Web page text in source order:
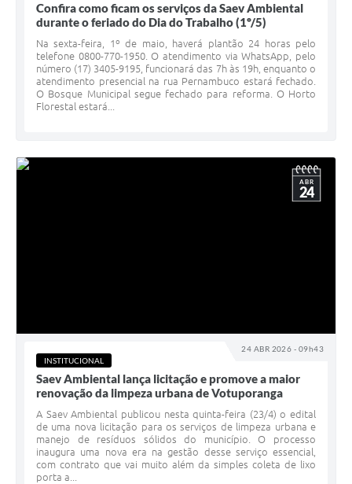
Confira como ficam os serviços da Saev Ambiental
durante o feriado do Dia do Trabalho (1º/5)
Na sexta-feira, 1º de maio, haverá plantão 24 horas pelo
telefone 0800-770-1950. O atendimento via WhatsApp, pelo
número (17) 3405-9195, funcionará das 7h às 19h, enquanto o
atendimento presencial na rua Pernambuco estará fechado.
O Bosque Municipal segue fechado para reforma. O Horto
Florestal estará...
24 ABR 2026 - 09h43
ABR
24
INSTITUCIONAL
Saev Ambiental lança licitação e promove a maior
renovação da limpeza urbana de Votuporanga
A Saev Ambiental publicou nesta quinta-feira (23/4) o edital
de uma nova licitação para os serviços de limpeza urbana e
manejo de resíduos sólidos do município. O processo
inaugura uma nova era na gestão desse serviço essencial,
com contrato que vai muito além da simples coleta de lixo
porta a...